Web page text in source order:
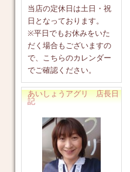
当店の定休日は土日・祝
日となっております。
※平日でもお休みをいた
だく場合もございますの
で、こちらのカレンダー
でご確認ください。
あいしょうアグリ 店長日
記